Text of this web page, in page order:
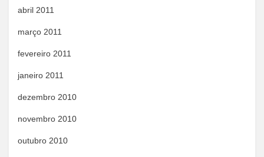
abril 2011
março 2011
fevereiro 2011
janeiro 2011
dezembro 2010
novembro 2010
outubro 2010